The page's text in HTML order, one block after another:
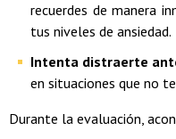
recuerdes de manera
tus niveles de ansiedad.
Intenta distraerte
en situaciones que no
Durante la evaluación,